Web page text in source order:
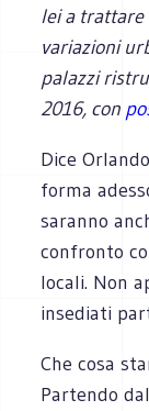
lei a trattare
variazioni
palazzi
2016, con
Dice
forma
saranno
confronto
locali. Non
insediati
Che cosa
Partendo